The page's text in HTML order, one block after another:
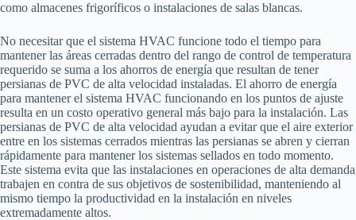
como almacenes frigoríficos o instalaciones de salas blancas.
No necesitar que el sistema HVAC funcione todo el tiempo para
mantener las áreas cerradas dentro del rango de control de temperatura
requerido se suma a los ahorros de energía que resultan de tener
persianas de PVC de alta velocidad instaladas. El ahorro de energía
para mantener el sistema HVAC funcionando en los puntos de ajuste
resulta en un costo operativo general más bajo para la instalación. Las
persianas de PVC de alta velocidad ayudan a evitar que el aire exterior
entre en los sistemas cerrados mientras las persianas se abren y cierran
rápidamente para mantener los sistemas sellados en todo momento.
Este sistema evita que las instalaciones en operaciones de alta demanda
trabajen en contra de sus objetivos de sostenibilidad, manteniendo al
mismo tiempo la productividad en la instalación en niveles
extremadamente altos.